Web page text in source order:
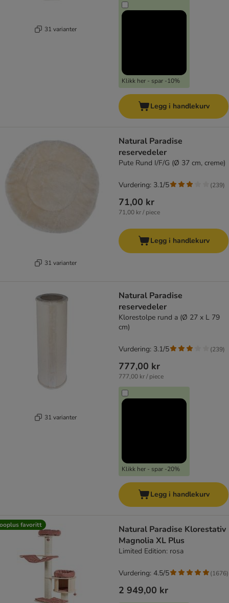
31 varianter
Klikk her - spar -10%
Legg i handlekurv
31 varianter
Natural Paradise
reservedeler
Pute Rund I/F/G (Ø 37 cm, creme)
71,00 kr
71,00 kr / piece
Vurdering: 3.1/5 (239)
Legg i handlekurv
31 varianter
Natural Paradise
reservedeler
Klorestolpe rund a (Ø 27 x L 79
cm)
777,00 kr
777,00 kr / piece
Klikk her - spar -20%
Vurdering: 3.1/5 (239)
Legg i handlekurv
favoritt
Natural Paradise Klorestativ
Magnolia XL Plus
Limited Edition: rosa
2 949,00 kr
Vurdering: 4.5/5 (1676)